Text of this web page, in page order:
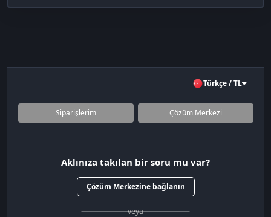
Türkçe / TL
Siparişlerim Çözüm Merkezi
Aklınıza takılan bir soru mu var?
Çözüm Merkezine bağlanın
veya